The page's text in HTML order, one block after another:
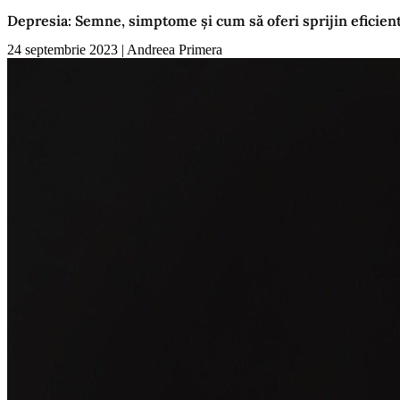
Depresia: Semne, simptome și cum să oferi sprijin
24 septembrie 2023 | Andreea Primera